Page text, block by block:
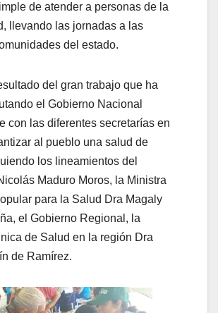
de atender a personas de la
llevando las jornadas a las
del estado.
del gran trabajo que ha
el Gobierno Nacional
con las diferentes secretarías en
al pueblo una salud de
los lineamientos del
Maduro Moros, la Ministra
para la Salud Dra Magaly
el Gobierno Regional, la
de Salud en la región Dra
de Ramírez.